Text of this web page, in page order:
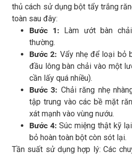
thủ cách sử dụng bột tẩy trắng
toàn sau đây:
Bước 1: Làm ướt bàn
thường.
Bước 2: Vẩy nhẹ để loại bỏ
đầu lông bàn chải vào một
cần lấy quá nhiều).
Bước 3: Chải răng nhẹ
tập trung vào các bề mặt
xát mạnh vào vùng nướu.
Bước 4:Súc miệng thật kỹ
bỏ hoàn toàn bột còn sót lại.
Tần suất sử dụng hợp lý: Các